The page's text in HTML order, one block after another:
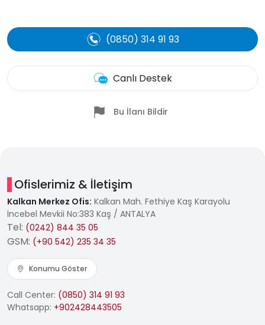
(0850) 314 91 93
Canlı Destek
Bu İlanı Bildir
Ofislerimiz & İletişim
Kalkan Merkez Ofis: Kalkan Mah. Fethiye Kaş Karayolu
İncebel Mevkii No:383 Kaş / ANTALYA
Tel: (0242) 844 35 05
GSM: (+90 542) 235 34 35
Konumu Göster
Call Center: (0850) 314 91 93
Whatsapp: +902428443505